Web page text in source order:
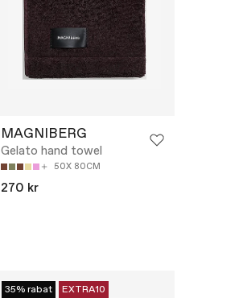
MAGNIBERG
Gelato hand towel
50X 80CM
270 kr
35% rabat EXTRA10